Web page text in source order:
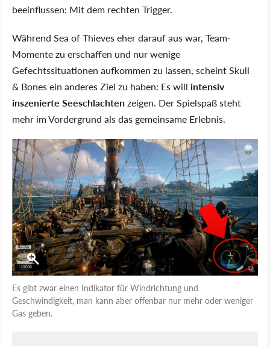
beeinflussen: Mit dem rechten Trigger.
Während Sea of Thieves eher darauf aus war, Team-
Momente zu erschaffen und nur wenige
Gefechtssituationen aufkommen zu lassen, scheint Skull
& Bones ein anderes Ziel zu haben: Es will intensiv
inszenierte Seeschlachtenzeigen. Der Spielspaß steht
mehr im Vordergrund als das gemeinsame Erlebnis.
Es gibt zwar einen Indikator für Windrichtung und
Geschwindigkeit, man kann aber offenbar nur mehr oder weniger
Gas geben.